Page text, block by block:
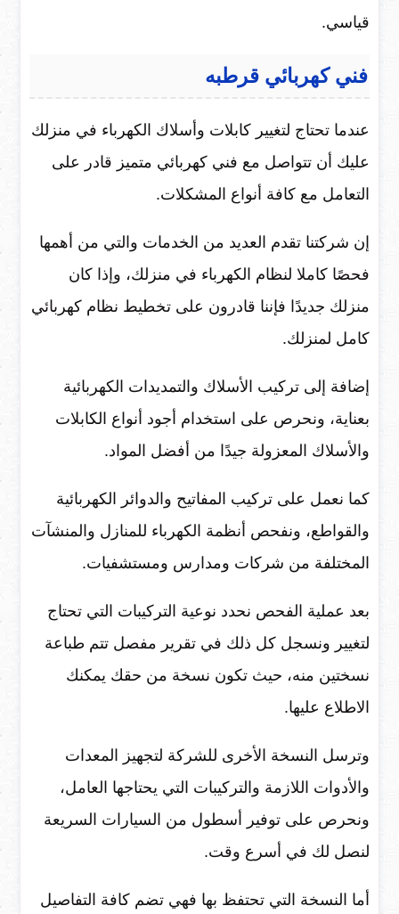
قياسي.
فني كهربائي قرطبه
عندما تحتاج لتغيير كابلات وأسلاك الكهرباء في منزلك
عليك أن تتواصل مع فني كهربائي متميز قادر على
التعامل مع كافة أنواع المشكلات.
إن شركتنا تقدم العديد من الخدمات والتي من أهمها
فحصًا كاملا لنظام الكهرباء في منزلك، وإذا كان
منزلك جديدًا فإننا قادرون على تخطيط نظام كهربائي
كامل لمنزلك.
إضافة إلى تركيب الأسلاك والتمديدات الكهربائية
بعناية، ونحرص على استخدام أجود أنواع الكابلات
والأسلاك المعزولة جيدًا من أفضل المواد.
كما نعمل على تركيب المفاتيح والدوائر الكهربائية
والقواطع، ونفحص أنظمة الكهرباء للمنازل والمنشآت
المختلفة من شركات ومدارس ومستشفيات.
بعد عملية الفحص نحدد نوعية التركيبات التي تحتاج
لتغيير ونسجل كل ذلك في تقرير مفصل تتم طباعة
نسختين منه، حيث تكون نسخة من حقك يمكنك
الاطلاع عليها.
وترسل النسخة الأخرى للشركة لتجهيز المعدات
والأدوات اللازمة والتركيبات التي يحتاجها العامل،
ونحرص على توفير أسطول من السيارات السريعة
لنصل لك في أسرع وقت.
أما النسخة التي تحتفظ بها فهي تضم كافة التفاصيل